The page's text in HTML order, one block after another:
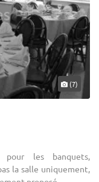
(7)
les banquets,
la salle uniquement,